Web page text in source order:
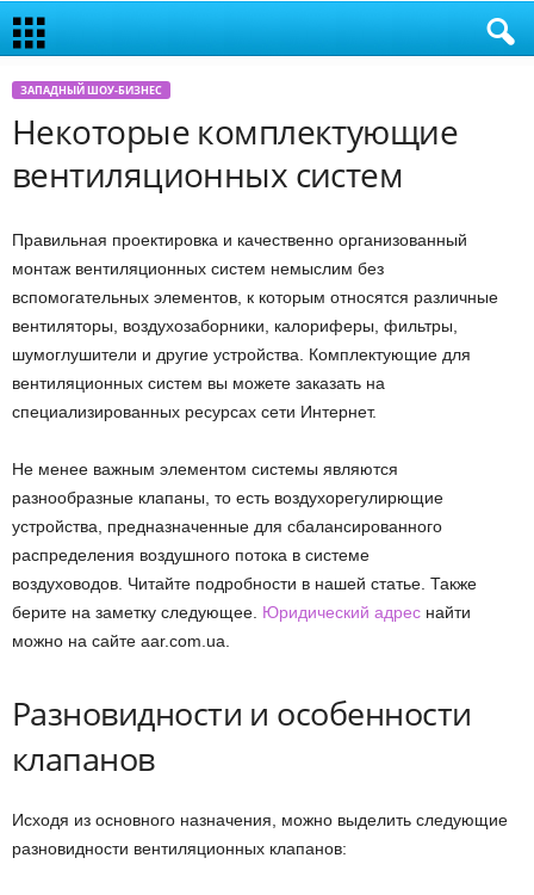
ЗАПАДНЫЙ ШОУ-БИЗНЕС
Некоторые комплектующие
вентиляционных систем
Правильная проектировка и качественно организованный
монтаж вентиляционных систем немыслим без
вспомогательных элементов, к которым относятся различные
вентиляторы, воздухозаборники, калориферы, фильтры,
шумоглушители и другие устройства. Комплектующие для
вентиляционных систем вы можете заказать на
специализированных ресурсах сети Интернет.
Не менее важным элементом системы являются
разнообразные клапаны, то есть воздухорегулирющие
устройства, предназначенные для сбалансированного
распределения воздушного потока в системе
воздуховодов. Читайте подробности в нашей статье. Также
берите на заметку следующее. Юридический адрес найти
можно на сайте aar.com.ua.
Разновидности и особенности
клапанов
Исходя из основного назначения, можно выделить следующие
разновидности вентиляционных клапанов: